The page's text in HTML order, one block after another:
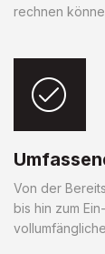
rechnen
Von der
bis hin zum